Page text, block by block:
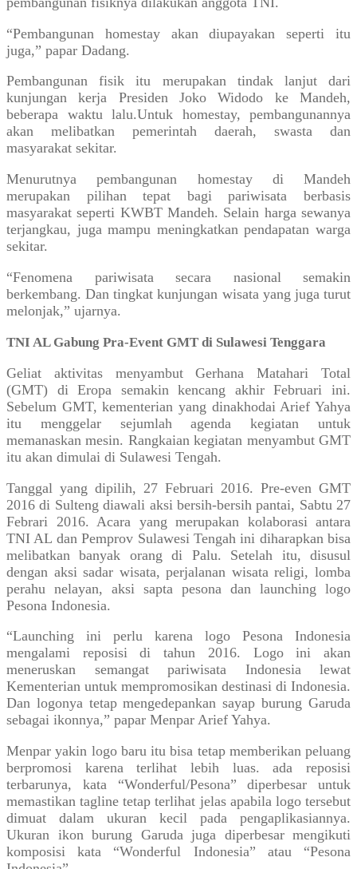
“Pembangunan homestay akan diupayakan seperti itu
juga,” papar Dadang.
Pembangunan fisik itu merupakan tindak lanjut dari
kunjungan kerja Presiden Joko Widodo ke Mandeh,
beberapa waktu lalu.Untuk homestay, pembangunannya
akan melibatkan pemerintah daerah, swasta dan
masyarakat sekitar.
Menurutnya pembangunan homestay di Mandeh
merupakan pilihan tepat bagi pariwisata berbasis
masyarakat seperti KWBT Mandeh. Selain harga sewanya
terjangkau, juga mampu meningkatkan pendapatan warga
sekitar.
“Fenomena pariwisata secara nasional semakin
berkembang. Dan tingkat kunjungan wisata yang juga turut
melonjak,” ujarnya.
TNI AL Gabung Pra-Event GMT di Sulawesi Tenggara
Geliat aktivitas menyambut Gerhana Matahari Total
(GMT) di Eropa semakin kencang akhir Februari ini.
Sebelum GMT, kementerian yang dinakhodai Arief Yahya
itu menggelar sejumlah agenda kegiatan untuk
memanaskan mesin. Rangkaian kegiatan menyambut GMT
itu akan dimulai di Sulawesi Tengah.
Tanggal yang dipilih, 27 Februari 2016. Pre-even GMT
2016 di Sulteng diawali aksi bersih-bersih pantai, Sabtu 27
Febrari 2016. Acara yang merupakan kolaborasi antara
TNI AL dan Pemprov Sulawesi Tengah ini diharapkan bisa
melibatkan banyak orang di Palu. Setelah itu, disusul
dengan aksi sadar wisata, perjalanan wisata religi, lomba
perahu nelayan, aksi sapta pesona dan launching logo
Pesona Indonesia.
“Launching ini perlu karena logo Pesona Indonesia
mengalami reposisi di tahun 2016. Logo ini akan
meneruskan semangat pariwisata Indonesia lewat
Kementerian untuk mempromosikan destinasi di Indonesia.
Dan logonya tetap mengedepankan sayap burung Garuda
sebagai ikonnya,” papar Menpar Arief Yahya.
Menpar yakin logo baru itu bisa tetap memberikan peluang
berpromosi karena terlihat lebih luas. ada reposisi
terbarunya, kata “Wonderful/Pesona” diperbesar untuk
memastikan tagline tetap terlihat jelas apabila logo tersebut
dimuat dalam ukuran kecil pada pengaplikasiannya.
Ukuran ikon burung Garuda juga diperbesar mengikuti
komposisi kata “Wonderful Indonesia” atau “Pesona